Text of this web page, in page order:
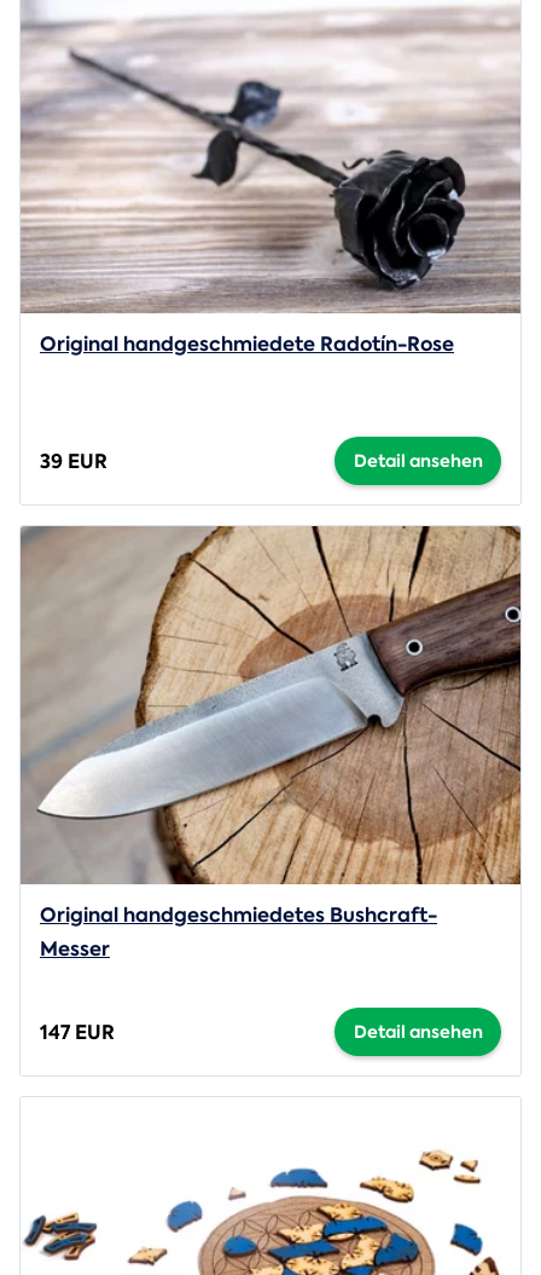
Original handgeschmiedete Radotín-Rose
39 EUR Detail ansehen
Original handgeschmiedetes Bushcraft-
Messer
147 EUR Detail ansehen